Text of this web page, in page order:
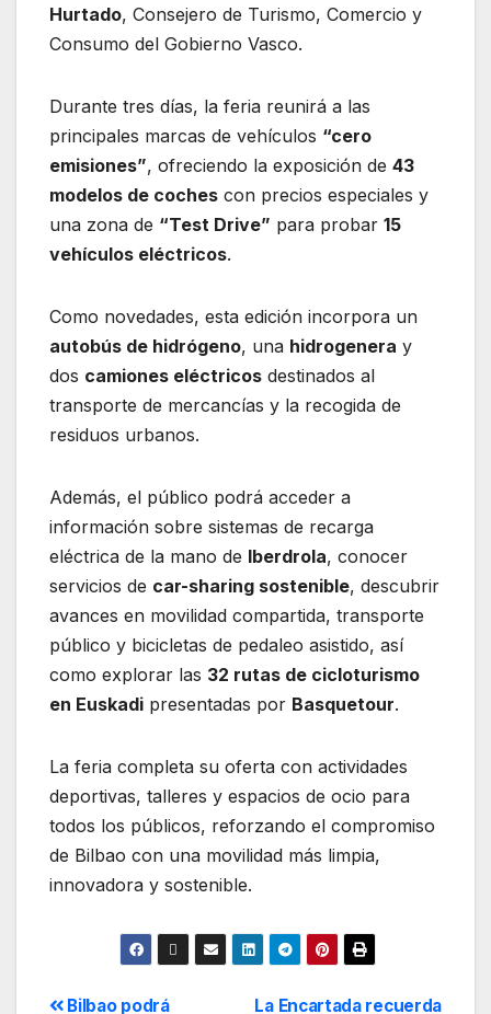
Hurtado, Consejero de Turismo, Comercio y
Consumo del Gobierno Vasco.
Durante tres días, la feria reunirá a las
principales marcas de vehículos “cero
emisiones”, ofreciendo la exposición de 43
modelos de coches con precios especiales y
una zona de “Test Drive” para probar 15
vehículos eléctricos.
Como novedades, esta edición incorpora un
autobús de hidrógeno, una hidrogenera y
dos camiones eléctricos destinados al
transporte de mercancías y la recogida de
residuos urbanos.
Además, el público podrá acceder a
información sobre sistemas de recarga
eléctrica de la mano de Iberdrola, conocer
servicios de car-sharing sostenible, descubrir
avances en movilidad compartida, transporte
público y bicicletas de pedaleo asistido, así
como explorar las 32 rutas de cicloturismo
en Euskadi presentadas por Basquetour.
La feria completa su oferta con actividades
deportivas, talleres y espacios de ocio para
todos los públicos, reforzando el compromiso
de Bilbao con una movilidad más limpia,
innovadora y sostenible.
La Encartada recuerda
Bilbao podrá